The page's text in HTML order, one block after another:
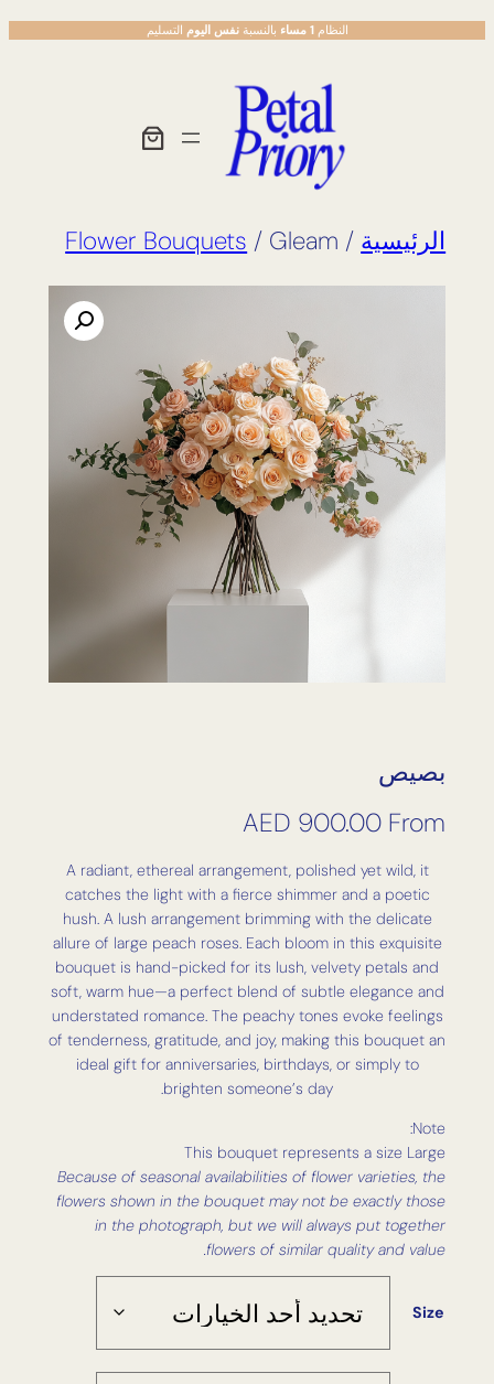
تخطى
إلى
النظام1 مساء بالنسبةنفس اليوم التسليم
الرئيسية /
Flower Bouquets / Gleam
بصيص
From
AED 900.00
A radiant, ethereal arrangement, polished yet wild, it
catches the light with a fierce shimmer and a poetic
hush. A lush arrangement brimming with the delicate
allure of large peach roses. Each bloom in this exquisite
bouquet is hand-picked for its lush, velvety petals and
soft, warm hue—a perfect blend of subtle elegance and
understated romance. The peachy tones evoke feelings
of tenderness, gratitude, and joy, making this bouquet an
ideal gift for anniversaries, birthdays, or simply to
brighten someone’s day.
Note:
This bouquet represents a size Large
Because of seasonal availabilities of flower varieties, the
flowers shown in the bouquet may not be exactly those
in the photograph, but we will always put together
flowers of similar quality and value.
Size